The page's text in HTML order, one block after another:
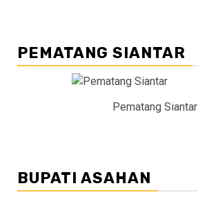
PEMATANG SIANTAR
Pematang Siantar
BUPATI ASAHAN